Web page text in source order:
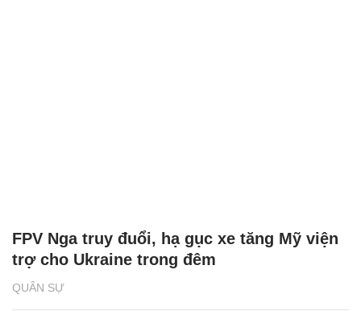
QUÂN SỰ
FPV Nga truy đuổi, hạ gục xe tăng Mỹ viện
trợ cho Ukraine trong đêm